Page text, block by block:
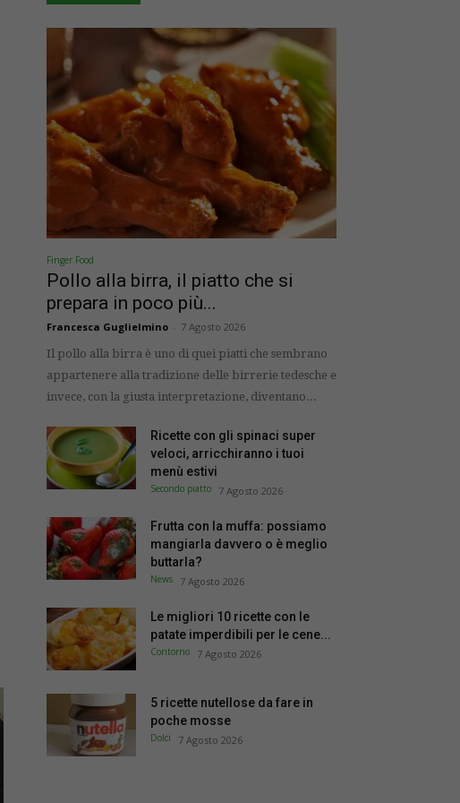
Finger Food
Pollo alla birra, il piatto che si
prepara in poco più...
Francesca Guglielmino
7 Agosto 2026
Il pollo alla birra è uno di quei piatti che sembrano
appartenere alla tradizione delle birrerie tedesche e
invece, con la giusta interpretazione, diventano...
Ricette con gli spinaci super
veloci, arricchiranno i tuoi
menù estivi
Secondo piatto 7 Agosto 2026
Frutta con la muffa: possiamo
mangiarla davvero o è meglio
buttarla?
News 7 Agosto 2026
Le migliori 10 ricette con le
patate imperdibili per le cene...
Contorno 7 Agosto 2026
5 ricette nutellose da fare in
poche mosse
Dolci 7 Agosto 2026